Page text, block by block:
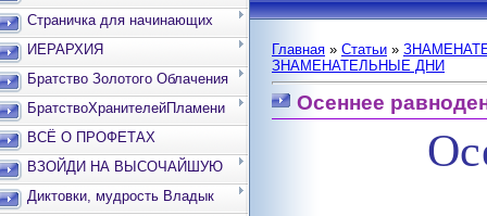
Страничка для начинающих
ИЕРАРХИЯ
Братство Золотого Облачения
БратствоХранителейПламени
ВСЁ О ПРОФЕТАХ
ВЗОЙДИ НА ВЫСОЧАЙШУЮ
ВЕРШИНУ
Диктовки, мудрость Владык
Главная » Статьи »
ЗНАМЕНАТЕЛЬНЫЕ ДНИ
Осеннее